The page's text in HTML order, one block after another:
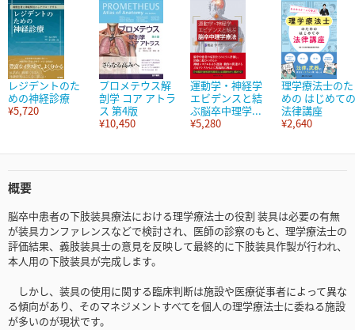
レジデントのた
めの神経診療
¥5,720
プロメテウス解
剖学 コア アトラ
ス 第4版
¥10,450
運動学・神経学
エビデンスと結
ぶ脳卒中理学...
¥5,280
理学療法士のた
めの はじめての
法律講座
¥2,640
概要
脳卒中患者の下肢装具療法における理学療法士の役割 装具は必要の有無
が装具カンファレンスなどで検討され、医師の診察のもと、理学療法士の
評価結果、義肢装具士の意見を反映して最終的に下肢装具作製が行われ、
本人用の下肢装具が完成します。
しかし、装具の使用に関する臨床判断は施設や医療従事者によって異な
る傾向があり、そのマネジメントすべてを個人の理学療法士に委ねる施設
が多いのが現状です。